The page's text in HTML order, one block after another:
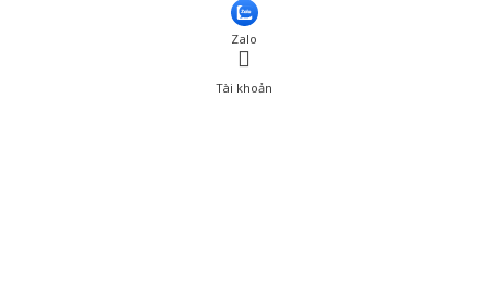
Zalo
Tài khoản